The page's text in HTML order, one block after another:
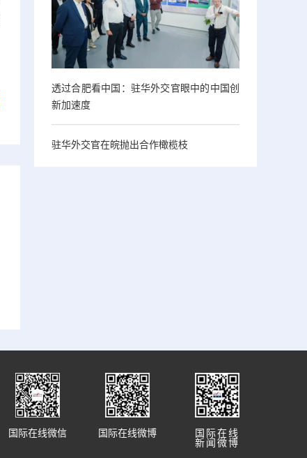
透过合肥看中国：驻华外交官眼中的中国创
新加速度
驻华外交官在皖抛出合作橄榄枝
国际在线
新闻微博
国际在线微博
国际在线微信